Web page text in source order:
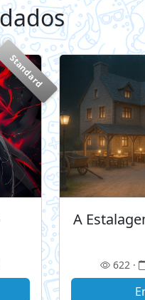
+
Standard
A
622 ·